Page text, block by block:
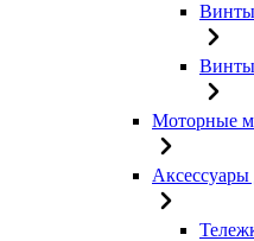
Винты
Моторные